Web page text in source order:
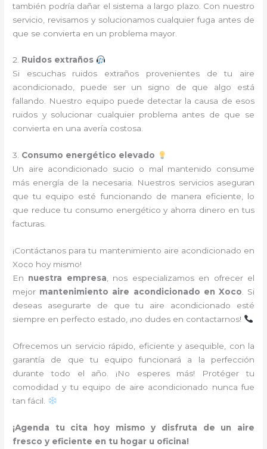
también podría dañar el sistema a largo plazo. Con nuestro
servicio, revisamos y solucionamos cualquier fuga antes de
que se convierta en un problema mayor.
2. Ruidos extraños
Si escuchas ruidos extraños provenientes de tu aire
acondicionado, puede ser un signo de que algo está
fallando. Nuestro equipo puede detectar la causa de esos
ruidos y solucionar cualquier problema antes de que se
convierta en una avería costosa.
3. Consumo energético elevado
Un aire acondicionado sucio o mal mantenido consume
más energía de la necesaria. Nuestros servicios aseguran
que tu equipo esté funcionando de manera eficiente, lo
que reduce tu consumo energético y ahorra dinero en tus
facturas.
¡Contáctanos para tu mantenimiento aire acondicionado en
Xoco hoy mismo!
En nuestra empresa , nos especializamos en ofrecer el
mejor mantenimiento aire acondicionado en Xoco . Si
deseas asegurarte de que tu aire acondicionado esté
siempre en perfecto estado, ¡no dudes en contactarnos!
Ofrecemos un servicio rápido, eficiente y asequible, con la
garantía de que tu equipo funcionará a la perfección
durante todo el año. ¡No esperes más! Protéger tu
comodidad y tu equipo de aire acondicionado nunca fue
tan fácil.
¡Agenda tu cita hoy mismo y disfruta de un aire
fresco y eficiente en tu hogar u oficina!